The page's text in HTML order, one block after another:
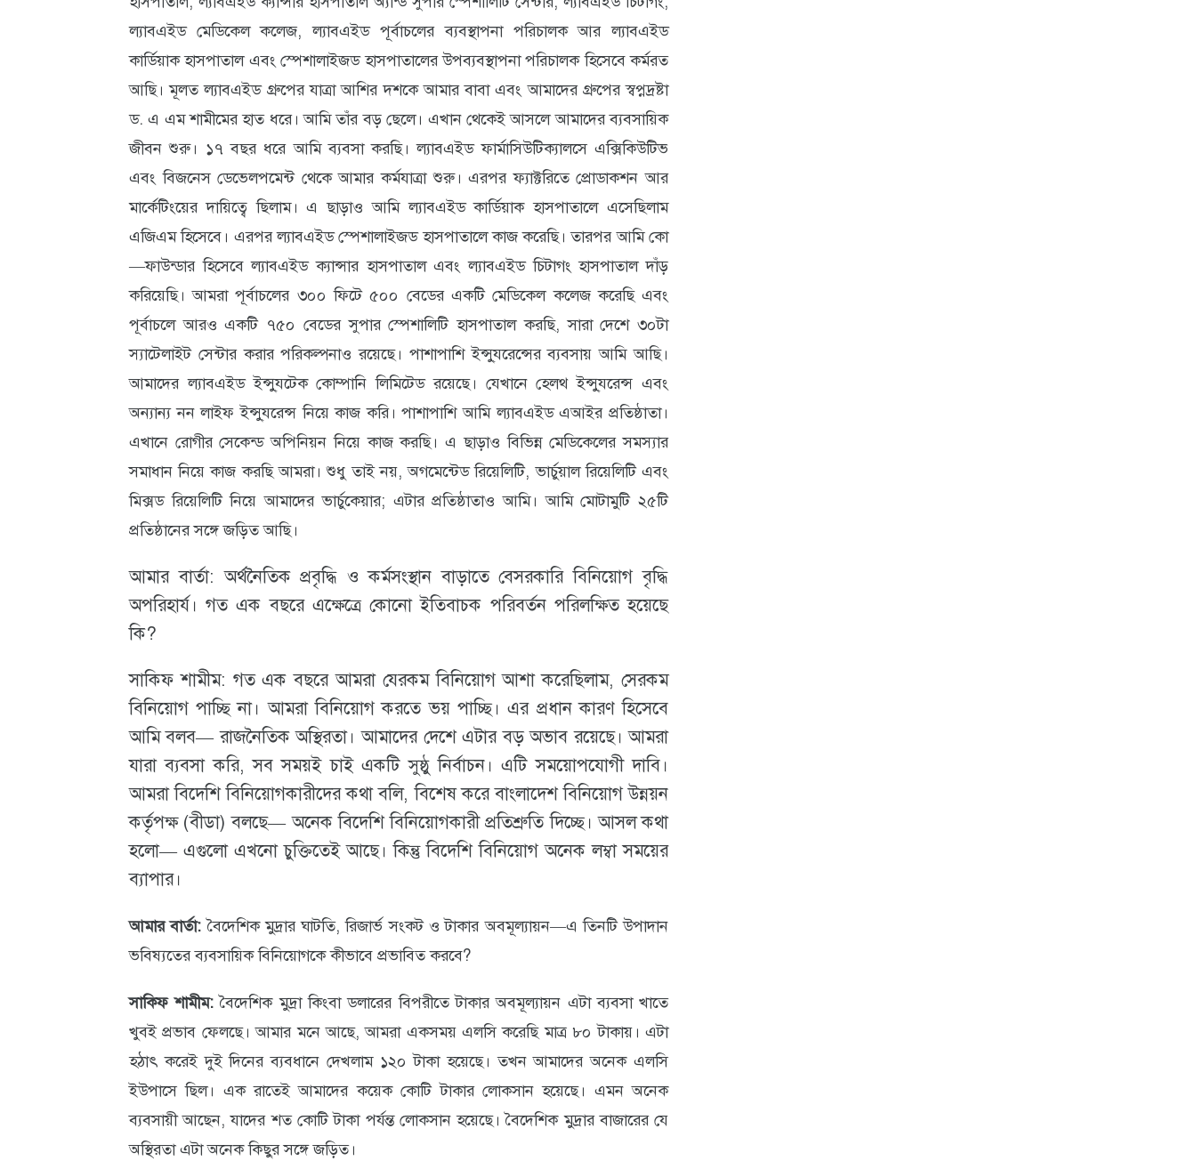
ল্যাবএইড মেডিকেল কলেজ, ল্যাবএইড পূর্বাচলের ব্যবস্থাপনা পরিচালক আর ল্যাবএইড
কার্ডিয়াক হাসপাতাল এবং স্পেশালাইজড হাসপাতালের উপব্যবস্থাপনা পরিচালক হিসেবে কর্মরত
আছি। মূলত ল্যাবএইড গ্রুপের যাত্রা আশির দশকে আমার বাবা এবং আমাদের গ্রুপের স্বপ্নদ্রষ্টা
ড. এ এম শামীমের হাত ধরে। আমি তাঁর বড় ছেলে। এখান থেকেই আসলে আমাদের ব্যবসায়িক
জীবন শুরু। ১৭ বছর ধরে আমি ব্যবসা করছি। ল্যাবএইড ফার্মাসিউটিক্যালসে এক্সিকিউটিভ
এবং বিজনেস ডেভেলপমেন্ট থেকে আমার কর্মযাত্রা শুরু। এরপর ফ্যাক্টরিতে প্রোডাকশন আর
মার্কেটিংয়ের দায়িত্বে ছিলাম। এ ছাড়াও আমি ল্যাবএইড কার্ডিয়াক হাসপাতালে এসেছিলাম
এজিএম হিসেবে। এরপর ল্যাবএইড স্পেশালাইজড হাসপাতালে কাজ করেছি। তারপর আমি কো
—ফাউন্ডার হিসেবে ল্যাবএইড ক্যান্সার হাসপাতাল এবং ল্যাবএইড চিটাগং হাসপাতাল দাঁড়
করিয়েছি। আমরা পূর্বাচলের ৩০০ ফিটে ৫০০ বেডের একটি মেডিকেল কলেজ করেছি এবং
পূর্বাচলে আরও একটি ৭৫০ বেডের সুপার স্পেশালিটি হাসপাতাল করছি, সারা দেশে ৩০টা
স্যাটেলাইট সেন্টার করার পরিকল্পনাও রয়েছে। পাশাপাশি ইন্সু্যরেন্সের ব্যবসায় আমি আছি।
আমাদের ল্যাবএইড ইন্সু্যটেক কোম্পানি লিমিটেড রয়েছে। যেখানে হেলথ ইন্সু্যরেন্স এবং
অন্যান্য নন লাইফ ইন্সু্যরেন্স নিয়ে কাজ করি। পাশাপাশি আমি ল্যাবএইড এআইর প্রতিষ্ঠাতা।
এখানে রোগীর সেকেন্ড অপিনিয়ন নিয়ে কাজ করছি। এ ছাড়াও বিভিন্ন মেডিকেলের সমস্যার
সমাধান নিয়ে কাজ করছি আমরা। শুধু তাই নয়, অগমেন্টেড রিয়েলিটি, ভার্চুয়াল রিয়েলিটি এবং
মিক্সড রিয়েলিটি নিয়ে আমাদের ভার্চুকেয়ার; এটার প্রতিষ্ঠাতাও আমি। আমি মোটামুটি ২৫টি
প্রতিষ্ঠানের সঙ্গে জড়িত আছি।
আমার বার্তা: অর্থনৈতিক প্রবৃদ্ধি ও কর্মসংস্থান বাড়াতে বেসরকারি বিনিয়োগ বৃদ্ধি
অপরিহার্য। গত এক বছরে এক্ষেত্রে কোনো ইতিবাচক পরিবর্তন পরিলক্ষিত হয়েছে
কি?
সাকিফ শামীম: গত এক বছরে আমরা যেরকম বিনিয়োগ আশা করেছিলাম, সেরকম
বিনিয়োগ পাচ্ছি না। আমরা বিনিয়োগ করতে ভয় পাচ্ছি। এর প্রধান কারণ হিসেবে
আমি বলব— রাজনৈতিক অস্থিরতা। আমাদের দেশে এটার বড় অভাব রয়েছে। আমরা
যারা ব্যবসা করি, সব সময়ই চাই একটি সুষ্ঠু নির্বাচন। এটি সময়োপযোগী দাবি।
আমরা বিদেশি বিনিয়োগকারীদের কথা বলি, বিশেষ করে বাংলাদেশ বিনিয়োগ উন্নয়ন
কর্তৃপক্ষ (বীডা) বলছে— অনেক বিদেশি বিনিয়োগকারী প্রতিশ্রুতি দিচ্ছে। আসল কথা
হলো— এগুলো এখনো চুক্তিতেই আছে। কিন্তু বিদেশি বিনিয়োগ অনেক লম্বা সময়ের
ব্যাপার।
আমার বার্তা:বৈদেশিক মুদ্রার ঘাটতি, রিজার্ভ সংকট ও টাকার অবমূল্যায়ন—এ তিনটি উপাদান
ভবিষ্যতের ব্যবসায়িক বিনিয়োগকে কীভাবে প্রভাবিত করবে?
সাকিফ শামীম: বৈদেশিক মুদ্রা কিংবা ডলারের বিপরীতে টাকার অবমূল্যায়ন এটা ব্যবসা খাতে
খুবই প্রভাব ফেলছে। আমার মনে আছে, আমরা একসময় এলসি করেছি মাত্র ৮০ টাকায়। এটা
হঠাৎ করেই দুই দিনের ব্যবধানে দেখলাম ১২০ টাকা হয়েছে। তখন আমাদের অনেক এলসি
ইউপাসে ছিল। এক রাতেই আমাদের কয়েক কোটি টাকার লোকসান হয়েছে। এমন অনেক
ব্যবসায়ী আছেন, যাদের শত কোটি টাকা পর্যন্ত লোকসান হয়েছে। বৈদেশিক মুদ্রার বাজারের যে
অস্থিরতা এটা অনেক কিছুর সঙ্গে জড়িত।